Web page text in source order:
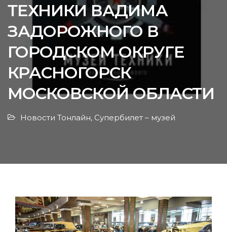
ТЕХНИКИ ВАДИМА
ЗАДОРОЖНОГО В
ГОРОДСКОМ ОКРУГЕ
КРАСНОГОРСК
МОСКОВСКОЙ ОБЛАСТИ
Новости Тонлайн, Супербилет – музей